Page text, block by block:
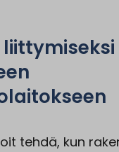
tehdä, kun